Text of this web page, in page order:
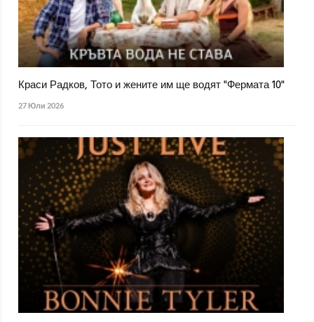
Краси Радков, Тото и жените им ще водят "Фермата 10"
27 Юли 2026